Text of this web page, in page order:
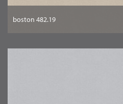
boston 482.19